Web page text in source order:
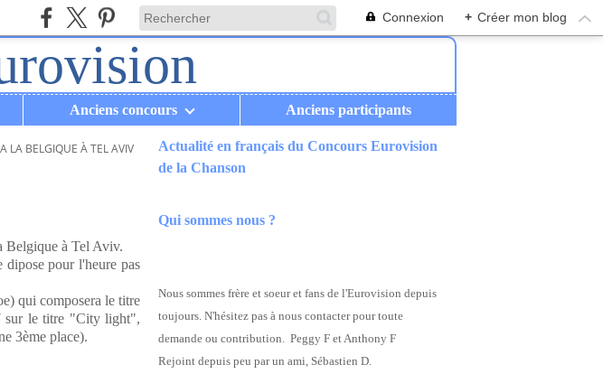
Connexion + Créer mon blog
Anciens concours Anciens participants
LA BELGIQUE À TEL AVIV
Belgique à Tel Aviv.
pour l'heure pas
qui composera le titre
sur le titre "City light",
3ème place).
Actualité en français du Concours Eurovision
de la Chanson
Qui sommes nous ?
Nous sommes frère et soeur et fans de l'Eurovision depuis
toujours. N'hésitez pas à nous contacter pour toute
demande ou contribution. Peggy F et Anthony F
Rejoint depuis peu par un ami, Sébastien D.